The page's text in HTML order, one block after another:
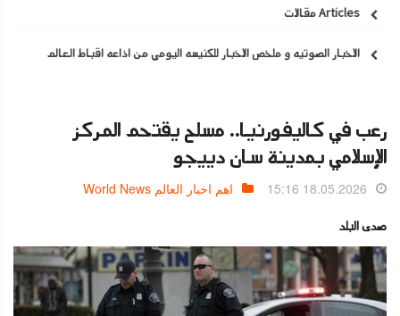
Articles مقالات
الاخبار الصوتيه و ملخص الاخبار للكنيسه اليومي من اذاعه اقباط العالم
رعب في كاليفورنيا.. مسلح يقتحم المركز
الإسلامي بمدينة سان دييجو
18.05.2026 15:16 اهم اخبار العالم World News
صدى البلد